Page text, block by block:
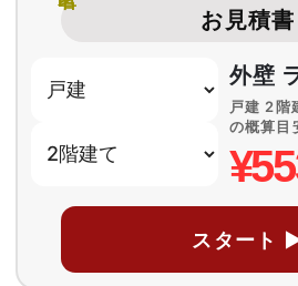
お見積書
外壁
戸建 2階
の概算目
スタート